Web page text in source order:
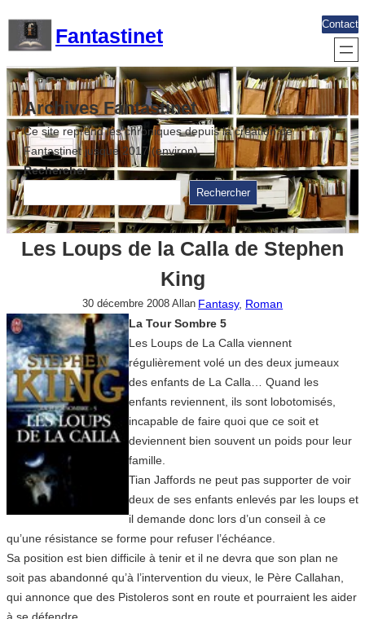
contenu
Fantastinet
Contact
Archives Fantastinet
Ce site reprend les chroniques depuis la création de
Fantastinet jusque 2017 (environ)
Rechercher
Rechercher
Les Loups de la Calla de Stephen
King
30 décembre 2008 Allan Fantasy, Roman
La Tour Sombre 5
Les Loups de La Calla viennent
régulièrement volé un des deux jumeaux
des enfants de La Calla… Quand les
enfants reviennent, ils sont lobotomisés,
incapable de faire quoi que ce soit et
deviennent bien souvent un poids pour leur
famille.
Tian Jaffords ne peut pas supporter de voir
deux de ses enfants enlevés par les loups et
il demande donc lors d’un conseil à ce
qu’une résistance se forme pour refuser l’échéance.
Sa position est bien difficile à tenir et il ne devra que son plan ne
soit pas abandonné qu’à l’intervention du vieux, le Père Callahan,
qui annonce que des Pistoleros sont en route et pourraient les aider